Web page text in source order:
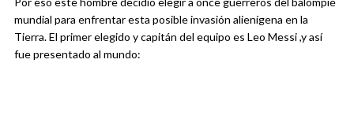
mundial para enfrentar esta posible invasión alienígena en la
Tierra. El primer elegido y capitán del equipo es Leo Messi ,y así
fue presentado al mundo: